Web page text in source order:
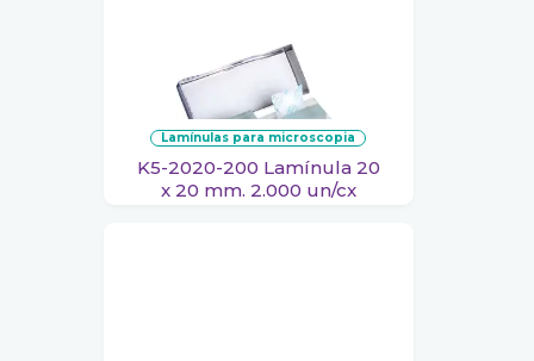
lamínulas para microscopia
K5-2020-200 Lamínula 20
x 20 mm. 2.000 un/cx